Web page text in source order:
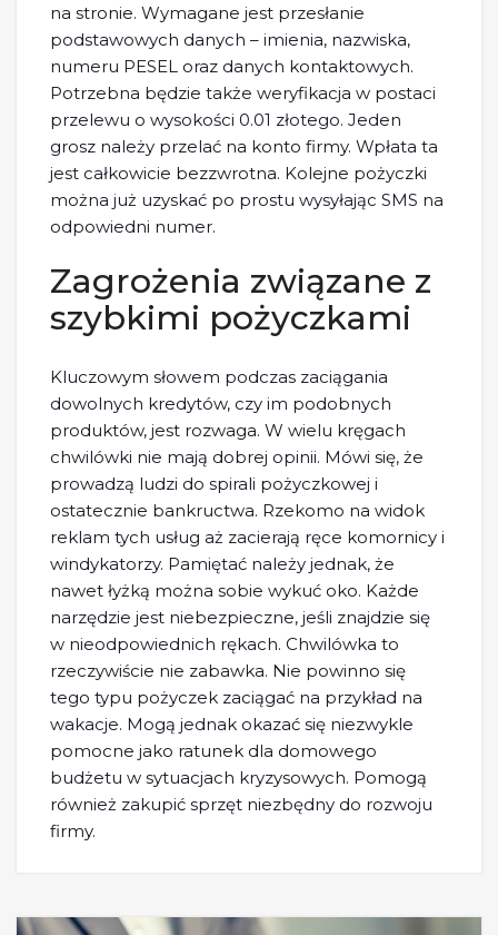
na stronie. Wymagane jest przesłanie
podstawowych danych – imienia, nazwiska,
numeru PESEL oraz danych kontaktowych.
Potrzebna będzie także weryfikacja w postaci
przelewu o wysokości 0.01 złotego. Jeden
grosz należy przelać na konto firmy. Wpłata ta
jest całkowicie bezzwrotna. Kolejne pożyczki
można już uzyskać po prostu wysyłając SMS na
odpowiedni numer.
Zagrożenia związane z
szybkimi pożyczkami
Kluczowym słowem podczas zaciągania
dowolnych kredytów, czy im podobnych
produktów, jest rozwaga. W wielu kręgach
chwilówki nie mają dobrej opinii. Mówi się, że
prowadzą ludzi do spirali pożyczkowej i
ostatecznie bankructwa. Rzekomo na widok
reklam tych usług aż zacierają ręce komornicy i
windykatorzy. Pamiętać należy jednak, że
nawet łyżką można sobie wykuć oko. Każde
narzędzie jest niebezpieczne, jeśli znajdzie się
w nieodpowiednich rękach. Chwilówka to
rzeczywiście nie zabawka. Nie powinno się
tego typu pożyczek zaciągać na przykład na
wakacje. Mogą jednak okazać się niezwykle
pomocne jako ratunek dla domowego
budżetu w sytuacjach kryzysowych. Pomogą
również zakupić sprzęt niezbędny do rozwoju
firmy.